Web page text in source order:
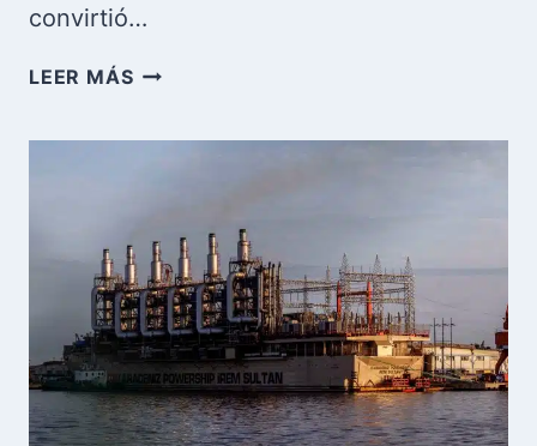
convirtió…
LEER MÁSEL
LEYENDA
OLVIDADA
EN
CUBA